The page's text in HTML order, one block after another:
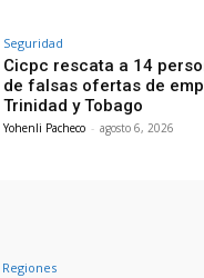
Seguridad
Cicpc rescata a 14
de falsas ofertas de
Trinidad y Tobago
Yohenli Pacheco - agosto 6, 2026
Regiones